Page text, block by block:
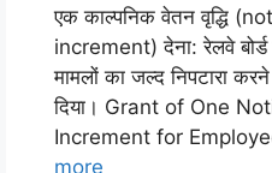
एक काल्पनिक वेतन वृद्धि
increment) देना: रेलवे
मामलों का जल्द निपटारा करने
दिया। Grant of One
Increment for
more